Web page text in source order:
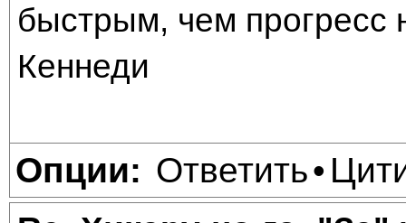
быстрым, чем прогресс
Кеннеди
Опции: Ответить•